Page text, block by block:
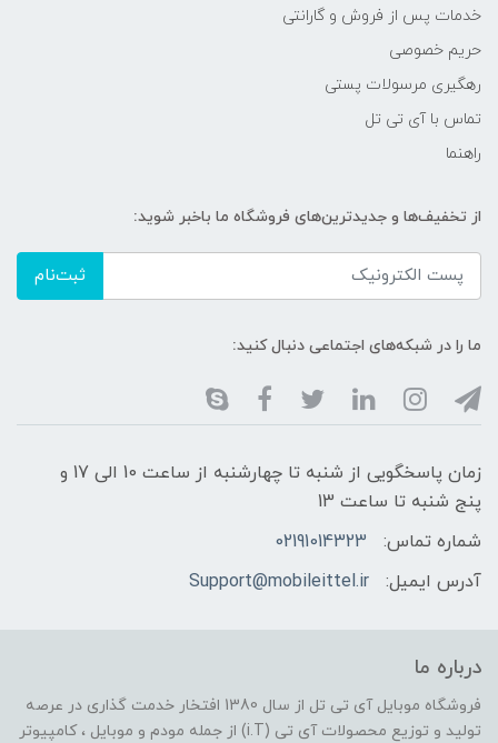
خدمات پس از فروش و گارانتی
حریم خصوصی
رهگیری مرسولات پستی
تماس با آی تی تل
راهنما
از تخفیف‌ها و جدیدترین‌های فروشگاه ما باخبر شوید:
ثبت‌نام
ما را در شبکه‌های اجتماعی دنبال کنید:
زمان پاسخگویی از شنبه تا چهارشنبه از ساعت 10 الی 17 و
پنج شنبه تا ساعت 13
شماره تماس:
02191014323
آدرس ایمیل:
Support@mobileittel.ir
درباره ما
فروشگاه موبایل آی تی تل از سال 1380 افتخار خدمت گذاری در عرصه
تولید و توزیع محصولات آی تی (i.T) از جمله مودم و موبایل ، کامپیوتر